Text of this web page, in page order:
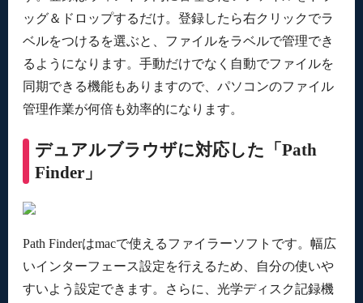
ッグ＆ドロップするだけ。登録したら右クリックでラ
ベルをつけるを選ぶと、ファイルをラベルで管理でき
るようになります。手動だけでなく自動でファイルを
同期できる機能もありますので、パソコンのファイル
管理作業が何倍も効率的になります。
デュアルブラウザに対応した「Path
Finder」
Path Finderはmacで使えるファイラーソフトです。幅広
いインターフェース設定を行えるため、自分の使いや
すいよう設定できます。さらに、光学ディスク記録機